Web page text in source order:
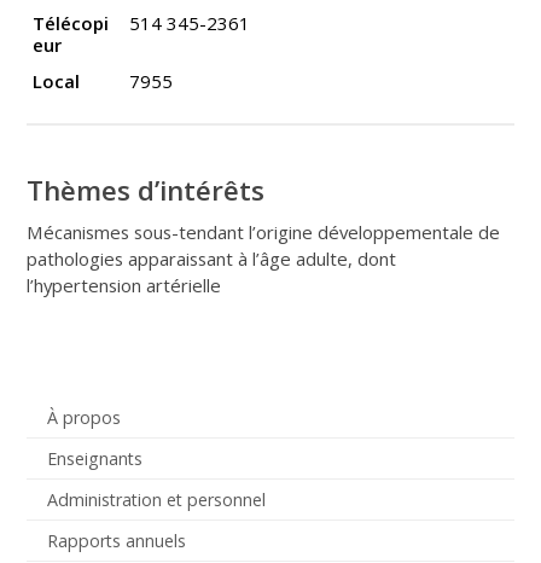
À propos
Enseignants
Administration et personnel
Rapports annuels
Télécopi
eur
514 345-2361
Local 7955
Thèmes d’intérêts
Mécanismes sous-tendant l’origine développementale de
pathologies apparaissant à l’âge adulte, dont
l’hypertension artérielle